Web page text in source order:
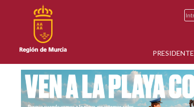
PRESIDENTE